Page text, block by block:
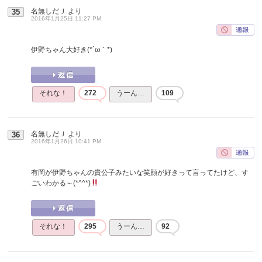
35 名無しだＪ より
2016年1月25日 11:27 PM
伊野ちゃん大好き(*´ω｀*)
それな！ 272 うーん… 109
36 名無しだＪ より
2016年1月26日 10:41 PM
有岡が伊野ちゃんの貴公子みたいな笑顔が好きって言ってたけど、す
ごいわかる～(*^^*)
それな！ 295 うーん… 92